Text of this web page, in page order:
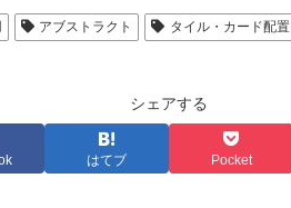
アブストラクト タイル・カード配置
シェアする
はてブ Pocket